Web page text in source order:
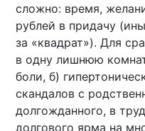
сложно: время,
рублей в придачу
за «квадрат»). Для
в одну лишнюю
боли, б)
скандалов с
долгожданного, в
долгового ярма на